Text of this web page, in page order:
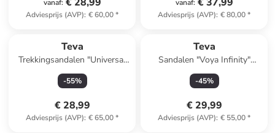
vanaf:
Adviesprijs (AVP): € 60,00*
vanaf:
Adviesprijs (AVP): € 80,00*
Teva
Trekkingsandalen "Universal
Slim" oranje
-55%
€ 28,99
Adviesprijs (AVP): € 65,00*
Teva
Sandalen "Voya Infinity"
zalmkleurig
-45%
€ 29,99
Adviesprijs (AVP): € 55,00*